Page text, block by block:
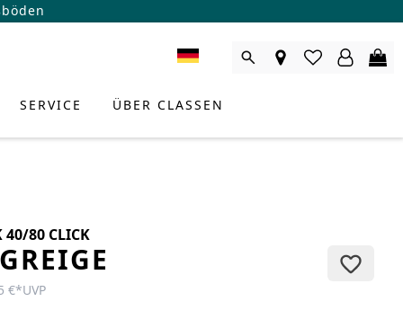
SERVICE ÜBER CLASSEN
40/80 CLICK
€*UVP